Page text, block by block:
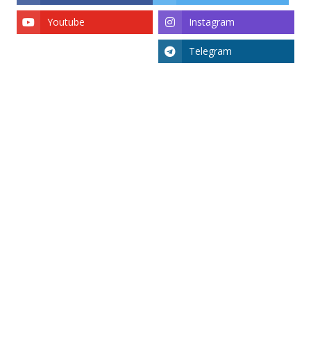
Instagram
Youtube
Telegram